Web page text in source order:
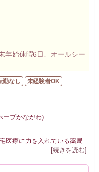
年始休暇6日、オールシー
勤なし
未経験者OK
ープかながわ)
医療に力を入れている薬局
[続きを読む]